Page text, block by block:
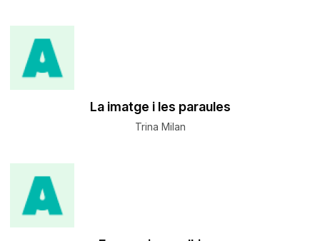
La imatge i les paraules
Trina Milan